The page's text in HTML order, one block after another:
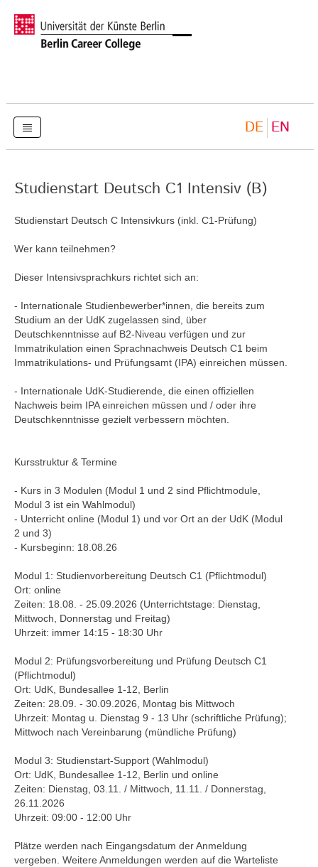
DE EN
Studienstart Deutsch C1 Intensiv (B)
Studienstart Deutsch C Intensivkurs (inkl. C1-Prüfung)
Wer kann teilnehmen?
Dieser Intensivsprachkurs richtet sich an:
- Internationale Studienbewerber*innen, die bereits zum
Studium an der UdK zugelassen sind, über
Deutschkenntnisse auf B2-Niveau verfügen und zur
Immatrikulation einen Sprachnachweis Deutsch C1 beim
Immatrikulations- und Prüfungsamt (IPA) einreichen müssen.
- Internationale UdK-Studierende, die einen offiziellen
Nachweis beim IPA einreichen müssen und / oder ihre
Deutschkenntnisse gezielt verbessern möchten.
Kursstruktur & Termine
- Kurs in 3 Modulen (Modul 1 und 2 sind Pflichtmodule,
Modul 3 ist ein Wahlmodul)
- Unterricht online (Modul 1) und vor Ort an der UdK (Modul
2 und 3)
- Kursbeginn: 18.08.26
Modul 1: Studienvorbereitung Deutsch C1 (Pflichtmodul)
Ort: online
Zeiten: 18.08. - 25.09.2026 (Unterrichtstage: Dienstag,
Mittwoch, Donnerstag und Freitag)
Uhrzeit: immer 14:15 - 18:30 Uhr
Modul 2: Prüfungsvorbereitung und Prüfung Deutsch C1
(Pflichtmodul)
Ort: UdK, Bundesallee 1-12, Berlin
Zeiten: 28.09. - 30.09.2026, Montag bis Mittwoch
Uhrzeit: Montag u. Dienstag 9 - 13 Uhr (schriftliche Prüfung);
Mittwoch nach Vereinbarung (mündliche Prüfung)
Modul 3: Studienstart-Support (Wahlmodul)
Ort: UdK, Bundesallee 1-12, Berlin und online
Zeiten: Dienstag, 03.11. / Mittwoch, 11.11. / Donnerstag,
26.11.2026
Uhrzeit: 09:00 - 12:00 Uhr
Plätze werden nach Eingangsdatum der Anmeldung
vergeben. Weitere Anmeldungen werden auf die Warteliste